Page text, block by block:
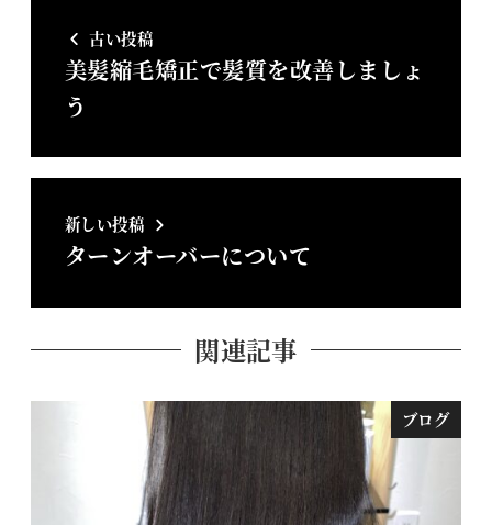
古い投稿
美髪縮毛矯正で髪質を改善しましょ
う
新しい投稿
ターンオーバーについて
関連記事
ブログ